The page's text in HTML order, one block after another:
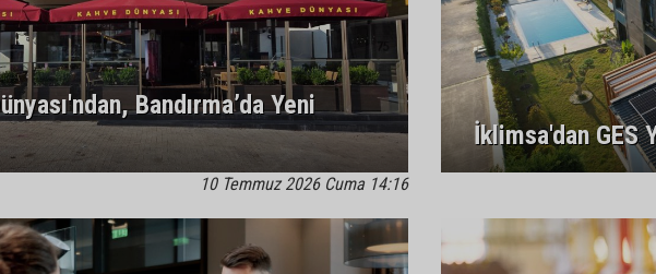
Bandırma’da Yeni
10 Temmuz 2026 Cuma 14:16
İklimsa'dan GES